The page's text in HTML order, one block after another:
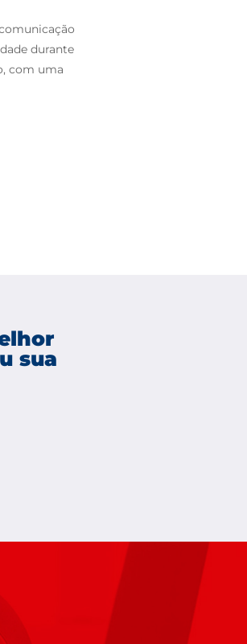
durante
com uma
sua